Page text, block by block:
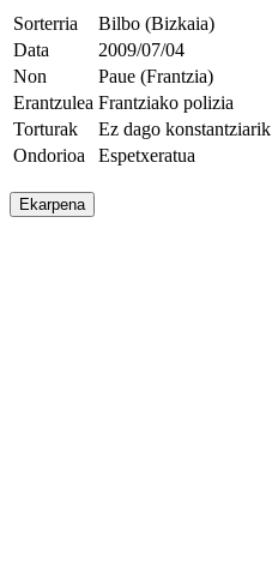
Sorterria
Bilbo (Bizkaia)
Data
2009/07/04
Non
Paue (Frantzia)
Erantzulea Frantziako polizia
Torturak
Ez dago konstantziarik
Ondorioa
Espetxeratua